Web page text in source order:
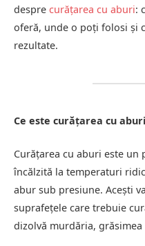
despre curățarea cu aburi:
oferă, unde o poți folosi și
rezultate.
Ce este curățarea cu
Curățarea cu aburi este un
încălzită la temperaturi
abur sub presiune. Acești
suprafețele care trebuie
dizolvă murdăria,